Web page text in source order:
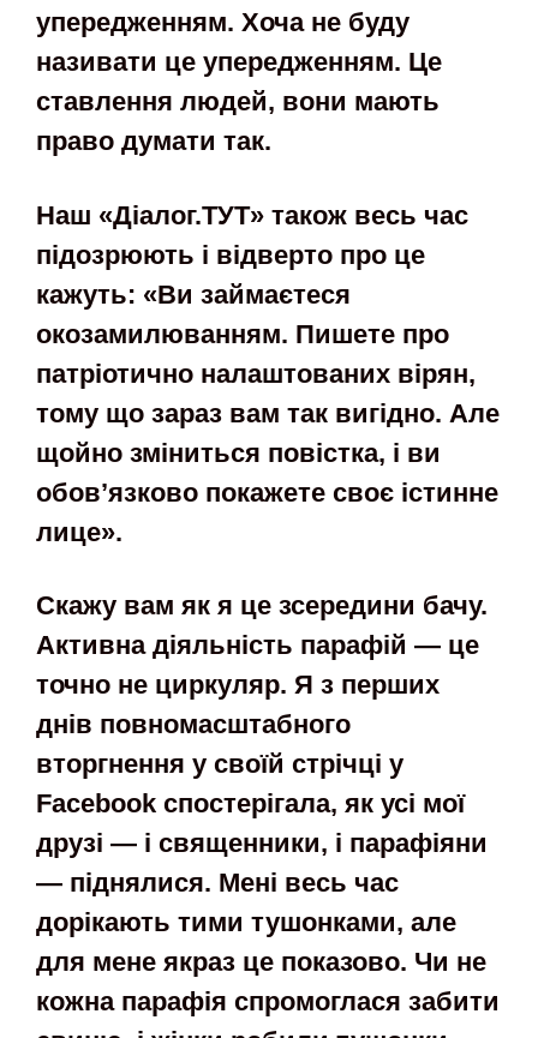
упередженням. Хоча не буду
називати це упередженням. Це
ставлення людей, вони мають
право думати так.
Наш «Діалог.ТУТ» також весь час
підозрюють і відверто про це
кажуть: «Ви займаєтеся
окозамилюванням. Пишете про
патріотично налаштованих вірян,
тому що зараз вам так вигідно. Але
щойно зміниться повістка, і ви
обов’язково покажете своє істинне
лице».
Скажу вам як я це зсередини бачу.
Активна діяльність парафій — це
точно не циркуляр. Я з перших
днів повномасштабного
вторгнення у своїй стрічці у
Facebook спостерігала, як усі мої
друзі — і священники, і парафіяни
— піднялися. Мені весь час
дорікають тими тушонками, але
для мене якраз це показово. Чи не
кожна парафія спромоглася забити